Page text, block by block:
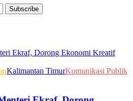
Kalimantan TimurKomunikasi Publik